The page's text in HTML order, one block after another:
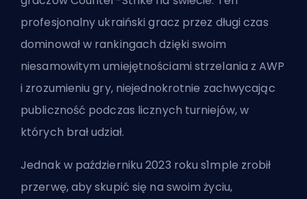
profesjonalny ukraiński gracz przez długi czas
dominował w rankingach dzięki swoim
niesamowitym umiejętnościami strzelania z AWP
i zrozumieniu gry, niejednokrotnie zachwycając
publiczność podczas licznych turniejów, w
których brał udział.
Jednak w październiku 2023 roku s1mple zrobił
przerwę, aby skupić się na swoim życiu,